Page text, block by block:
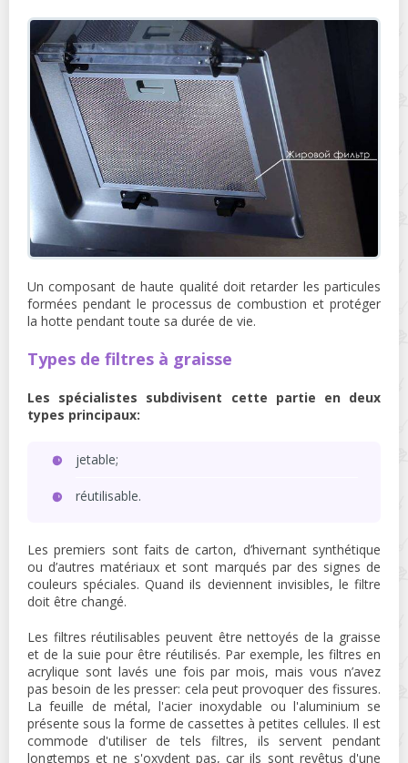
Un composant de haute qualité doit retarder les particules
formées pendant le processus de combustion et protéger
la hotte pendant toute sa durée de vie.
Types de filtres à graisse
Les spécialistes subdivisent cette partie en deux
types principaux:
jetable;
réutilisable.
Les premiers sont faits de carton, d’hivernant synthétique
ou d’autres matériaux et sont marqués par des signes de
couleurs spéciales. Quand ils deviennent invisibles, le filtre
doit être changé.
Les filtres réutilisables peuvent être nettoyés de la graisse
et de la suie pour être réutilisés. Par exemple, les filtres en
acrylique sont lavés une fois par mois, mais vous n’avez
pas besoin de les presser: cela peut provoquer des fissures.
La feuille de métal, l'acier inoxydable ou l'aluminium se
présente sous la forme de cassettes à petites cellules. Il est
commode d'utiliser de tels filtres, ils servent pendant
longtemps et ne s'oxydent pas, car ils sont revêtus d'une